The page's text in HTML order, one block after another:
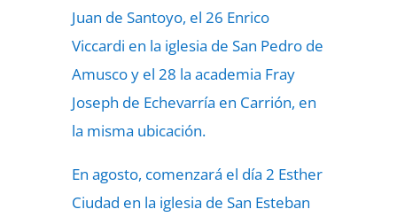
Juan de Santoyo, el 26 Enrico
Viccardi en la iglesia de San Pedro de
Amusco y el 28 la academia Fray
Joseph de Echevarría en Carrión, en
la misma ubicación.
En agosto, comenzará el día 2 Esther
Ciudad en la iglesia de San Esteban